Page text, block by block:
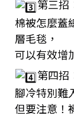
第三招
棉被怎麼蓋
層毛毯，
可以有效增
第四招
腳冷特別難
但要注意！